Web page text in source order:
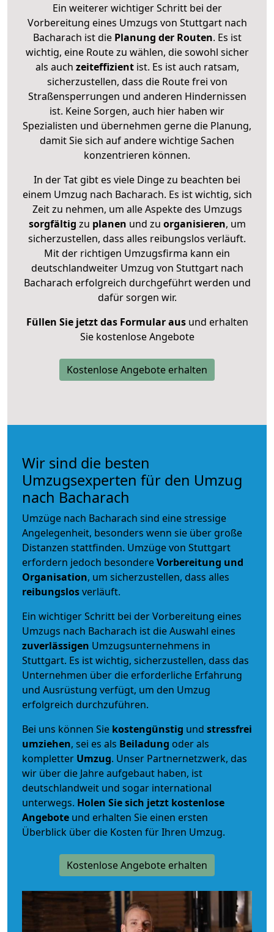
Ein weiterer wichtiger Schritt bei der
Vorbereitung eines Umzugs von Stuttgart nach
Bacharach ist diePlanung der Routen. Es ist
wichtig, eine Route zu wählen, die sowohl sicher
als auch zeiteffizientist. Es ist auch ratsam,
sicherzustellen, dass die Route frei von
Straßensperrungen und anderen Hindernissen
ist. Keine Sorgen, auch hier haben wir
Spezialisten und übernehmen gerne die Planung,
damit Sie sich auf andere wichtige Sachen
konzentrieren können.
In der Tat gibt es viele Dinge zu beachten bei
einem Umzug nach Bacharach. Es ist wichtig, sich
Zeit zu nehmen, um alle Aspekte des Umzugs
sorgfältig zu planen und zu organisieren, um
sicherzustellen, dass alles reibungslos verläuft.
Mit der richtigen Umzugsfirma kann ein
deutschlandweiter Umzug von Stuttgart nach
Bacharach erfolgreich durchgeführt werden und
dafür sorgen wir.
Füllen Sie jetzt das Formular ausund erhalten
Sie kostenlose Angebote
Kostenlose Angebote erhalten
Wir sind die besten
Umzugsexperten für den Umzug
nach Bacharach
Umzüge nach Bacharach sind eine stressige
Angelegenheit, besonders wenn sie über große
Distanzen stattfinden. Umzüge von Stuttgart
erfordern jedoch besondereVorbereitung und
Organisation, um sicherzustellen, dass alles
reibungslosverläuft.
Ein wichtiger Schritt bei der Vorbereitung eines
Umzugs nach Bacharach ist die Auswahl eines
zuverlässigen Umzugsunternehmens in
Stuttgart. Es ist wichtig, sicherzustellen, dass das
Unternehmen über die erforderliche Erfahrung
und Ausrüstung verfügt, um den Umzug
erfolgreich durchzuführen.
Bei uns können Sie kostengünstig und stressfrei
umziehen, sei es als Beiladung oder als
kompletter Umzug. Unser Partnernetzwerk, das
wir über die Jahre aufgebaut haben, ist
deutschlandweit und sogar international
unterwegs. Holen Sie sich jetzt kostenlose
Angebote und erhalten Sie einen ersten
Überblick über die Kosten für Ihren Umzug.
Kostenlose Angebote erhalten